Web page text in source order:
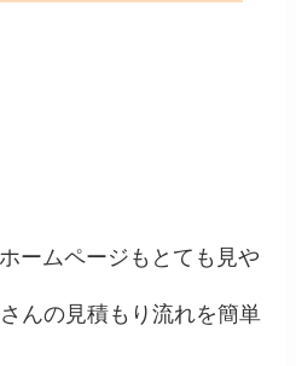
ームページもとても見や
さんの見積もり流れを簡単